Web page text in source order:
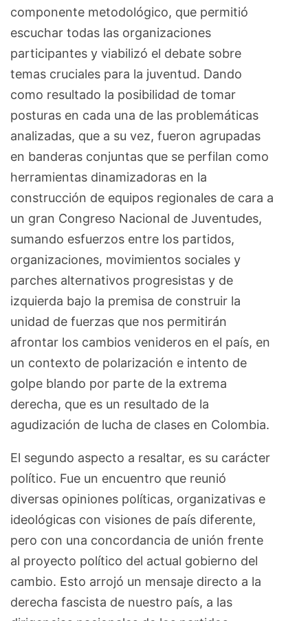
componente metodológico, que permitió
escuchar todas las organizaciones
participantes y viabilizó el debate sobre
temas cruciales para la juventud. Dando
como resultado la posibilidad de tomar
posturas en cada una de las problemáticas
analizadas, que a su vez, fueron agrupadas
en banderas conjuntas que se perfilan como
herramientas dinamizadoras en la
construcción de equipos regionales de cara a
un gran Congreso Nacional de Juventudes,
sumando esfuerzos entre los partidos,
organizaciones, movimientos sociales y
parches alternativos progresistas y de
izquierda bajo la premisa de construir la
unidad de fuerzas que nos permitirán
afrontar los cambios venideros en el país, en
un contexto de polarización e intento de
golpe blando por parte de la extrema
derecha, que es un resultado de la
agudización de lucha de clases en Colombia.
El segundo aspecto a resaltar, es su carácter
político. Fue un encuentro que reunió
diversas opiniones políticas, organizativas e
ideológicas con visiones de país diferente,
pero con una concordancia de unión frente
al proyecto político del actual gobierno del
cambio. Esto arrojó un mensaje directo a la
derecha fascista de nuestro país, a las